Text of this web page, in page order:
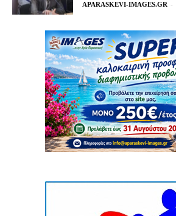
APARASKEVI-IMAGES.GR -